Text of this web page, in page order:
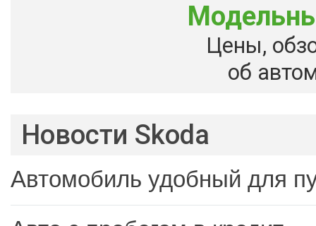
Цены,
об
Новости Skoda
Автомобиль удобный для